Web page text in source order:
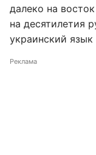
далеко на
на десятилетия
украинский язык
Реклама